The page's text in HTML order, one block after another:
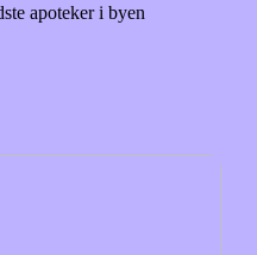
apoteker i byen